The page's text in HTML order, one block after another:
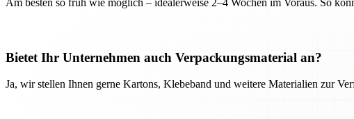
Am besten so früh wie möglich – idealerweise 2–4 Wochen im Voraus. So
Bietet Ihr Unternehmen auch Verpackungsmaterial an?
Ja, wir stellen Ihnen gerne Kartons, Klebeband und weitere Materialien zur